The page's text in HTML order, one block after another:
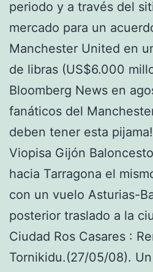
periodo y a través del
mercado para un
Manchester United en
de libras (US$6.000
Bloomberg News en
fanáticos del
deben tener esta
Viopisa Gijón
hacia Tarragona el
con un vuelo Asturias-
posterior traslado a la
Ciudad Ros Casares :
Tornikidu.(27/05/08).